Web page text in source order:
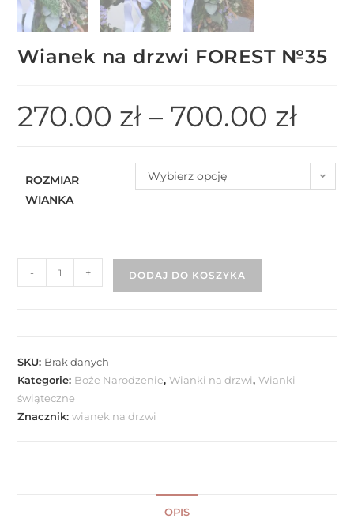
Wianek na drzwi FOREST №35
270.00 zł – 700.00 zł
ROZMIAR
WIANKA
Wybierz opcję
- + DODAJ DO KOSZYKA
SKU: Brak danych
Kategorie: Boże Narodzenie,Wianki na drzwi,Wianki
świąteczne
Znacznik:wianek na drzwi
OPIS